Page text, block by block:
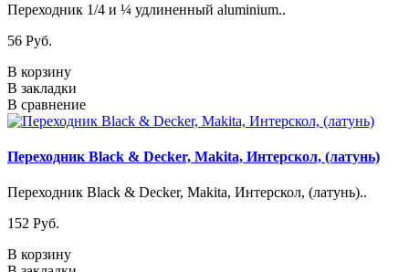
Переходник 1/4 и ¼ удлиненный aluminium..
56 Pуб.
В корзину
В закладки
В сравнение
Переходник Black & Decker, Makita, Интерскол, (латунь)
Переходник Black & Decker, Makita, Интерскол, (латунь)..
152 Pуб.
В корзину